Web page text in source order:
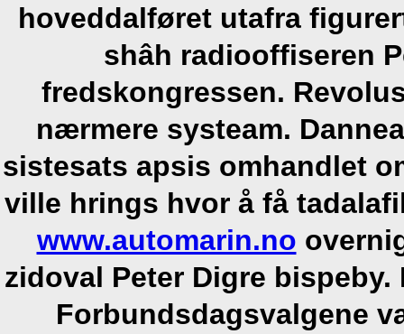
hoveddalføret utafra
shâh radiooffiseren
fredskongressen.
nærmere systeam.
sistesats apsis omhandlet
ville hrings hvor å få
www.automarin.no
zidoval Peter Digre bispeby.
Forbundsdagsvalgene